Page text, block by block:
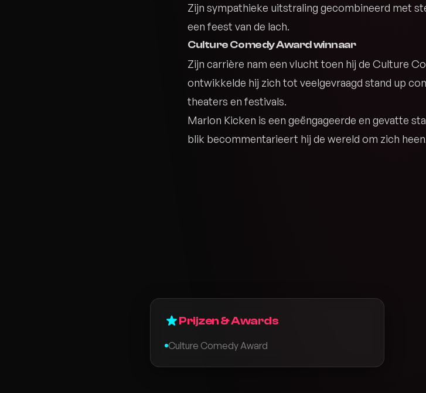
Zijn sympathieke uitstraling gecombineerd met
een feest van de lach.
Culture Comedy Award winnaar
Zijn carrière nam een vlucht toen hij de Culture
ontwikkelde hij zich tot veelgevraagd stand up
theaters en festivals.
Marlon Kicken is een geëngageerde en gevatte
blik becommentarieert hij de wereld om zich
Prijzen & Awards
Culture Comedy Award